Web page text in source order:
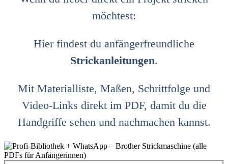
möchtest:
Hier findest du anfängerfreundliche
Strickanleitungen.
Mit Materialliste, Maßen, Schrittfolge und
Video‑Links direkt im PDF, damit du die
Handgriffe sehen und nachmachen kannst.